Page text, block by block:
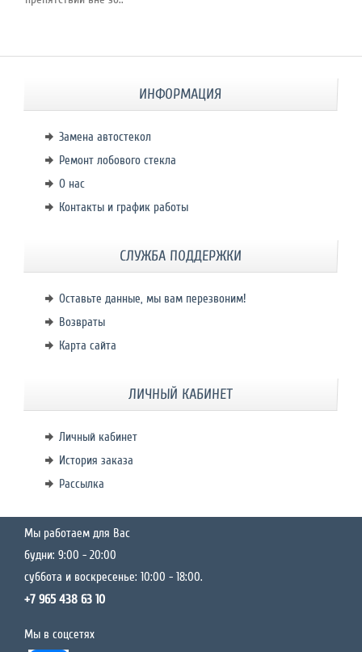
ИНФОРМАЦИЯ
Замена автостекол
Ремонт лобового стекла
О нас
Контакты и график работы
СЛУЖБА ПОДДЕРЖКИ
Оставьте данные, мы вам перезвоним!
Возвраты
Карта сайта
ЛИЧНЫЙ КАБИНЕТ
Личный кабинет
История заказа
Рассылка
Мы работаем для Вас
будни: 9:00 - 20:00
суббота и воскресенье: 10:00 - 18:00.
+7 965 438 63 10
Мы в соцсетях